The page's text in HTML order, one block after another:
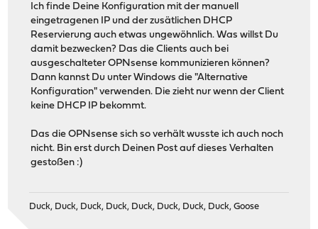
Ich finde Deine Konfiguration mit der manuell
eingetragenen IP und der zusätlichen DHCP
Reservierung auch etwas ungewöhnlich. Was willst Du
damit bezwecken? Das die Clients auch bei
ausgeschalteter OPNsense kommunizieren können?
Dann kannst Du unter Windows die "Alternative
Konfiguration" verwenden. Die zieht nur wenn der Client
keine DHCP IP bekommt.
Das die OPNsense sich so verhält wusste ich auch noch
nicht. Bin erst durch Deinen Post auf dieses Verhalten
gestoßen :)
Duck, Duck, Duck, Duck, Duck, Duck, Duck, Duck, Goose